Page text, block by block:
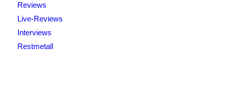
Reviews
Live-Reviews
Interviews
Restmetall